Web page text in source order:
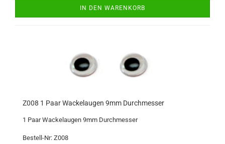
IN DEN WARENKORB
Z008 1 Paar Wackelaugen 9mm Durchmesser
1 Paar Wackelaugen 9mm Durchmesser
Bestell-Nr: Z008